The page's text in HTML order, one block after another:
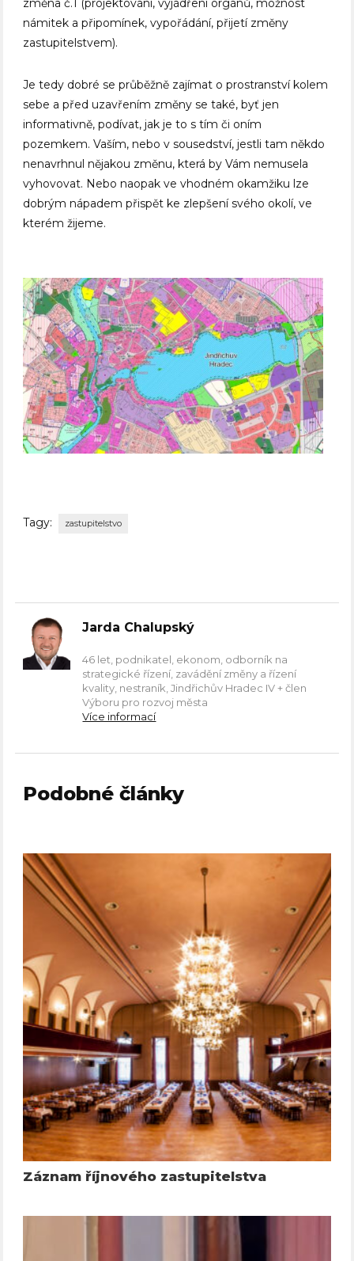
změna č.1 (projektování, vyjádření orgánů, možnost
námitek a připomínek, vypořádání, přijetí změny
zastupitelstvem).
Je tedy dobré se průběžně zajímat o prostranství kolem
sebe a před uzavřením změny se také, byť jen
informativně, podívat, jak je to s tím či oním
pozemkem. Vaším, nebo v sousedství, jestli tam někdo
nenavrhnul nějakou změnu, která by Vám nemusela
vyhovovat. Nebo naopak ve vhodném okamžiku lze
dobrým nápadem přispět ke zlepšení svého okolí, ve
kterém žijeme.
Tagy: zastupitelstvo
Jarda Chalupský
46 let, podnikatel, ekonom, odborník na
strategické řízení, zavádění změny a řízení
kvality, nestraník, Jindřichův Hradec IV + člen
Výboru pro rozvoj města
Více informací
Podobné články
Záznam říjnového zastupitelstva